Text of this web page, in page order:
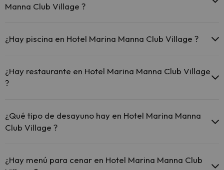
Manna Club Village ?
(previa petición). Consulta las condiciones.
¿Hay piscina en Hotel Marina Manna Club Village ?
puede ser de pago) Aquí tienes más info sobre la piscina y otras
instalaciones.
¿Hay restaurante en Hotel Marina Manna Club Village
?
¿Qué tipo de desayuno hay en Hotel Marina Manna
Club Village ?
un desayuno tipo buffet.
¿Hay menú para cenar en Hotel Marina Manna Club